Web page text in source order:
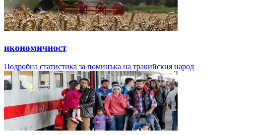
икономичност
Подробна статистика за поминъка на тракийския народ